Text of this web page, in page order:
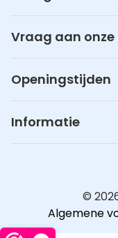
Vraag aan onze
Openingstijden
Informatie
©
Algemene